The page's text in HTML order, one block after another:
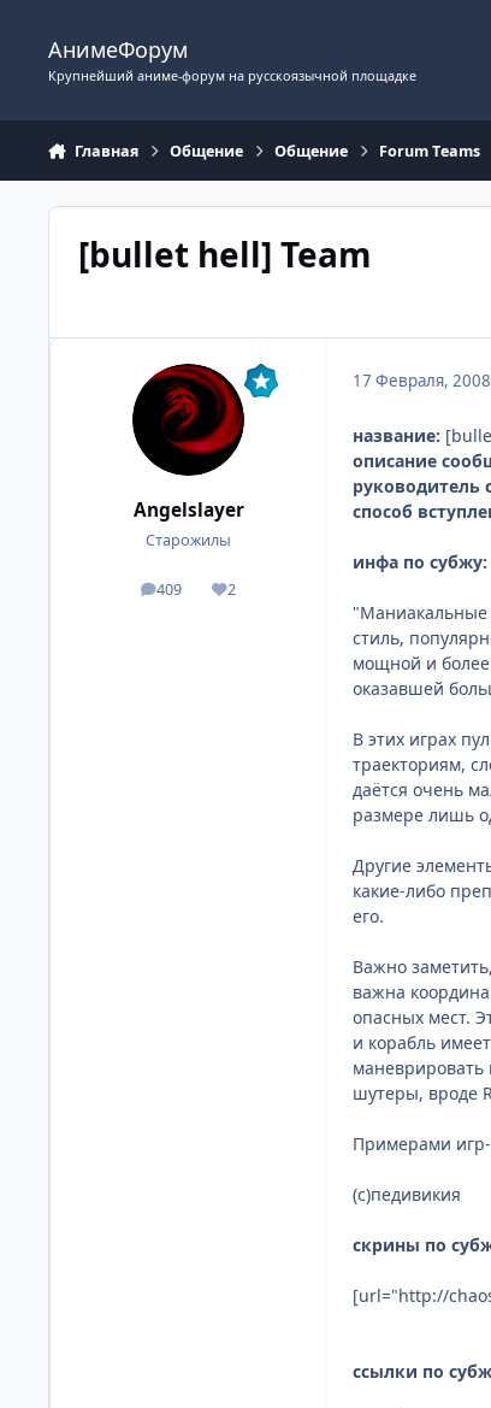
АнимеФорум
Крупнейший аниме-форум на русскоязычной площадке
Главная Общение Общение Fоrum Tеams
[bullet hell] Team
Angelslayer
Старожилы
409
посты 2
Репутация
17 Февраля, 2008
название:
описание
руководитель
способ
инфа по субжу:
"Маниакальные
стиль,
мощной и более
оказавшей
В этих играх
траекториям,
даётся очень
размере лишь
Другие
какие-либо
его.
Важно
важна
опасных мест.
и корабль
маневрировать
шутеры, вроде
Примерами
(с)педивикия
скрины по
[url="http://
ссылки по